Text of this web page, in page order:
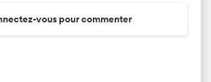
vous pour commenter